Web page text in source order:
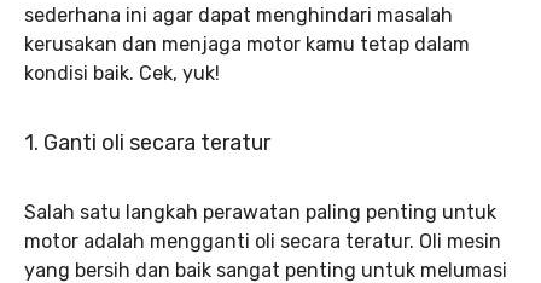
sederhana ini agar dapat menghindari masalah
kerusakan dan menjaga motor kamu tetap dalam
kondisi baik. Cek, yuk!
1. Ganti oli secara teratur
Salah satu langkah perawatan paling penting untuk
motor adalah mengganti oli secara teratur. Oli mesin
yang bersih dan baik sangat penting untuk melumasi